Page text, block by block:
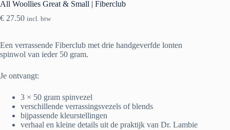
All Woollies Great & Small | Fiberclub
€ 27.50 incl. btw
Een verrassende Fiberclub met drie handgeverfde lonten
spinwol van ieder 50 gram.
Je ontvangt:
3 × 50 gram spinvezel
verschillende verrassingsvezels of blends
bijpassende kleurstellingen
verhaal en kleine details uit de praktijk van Dr. Lambie